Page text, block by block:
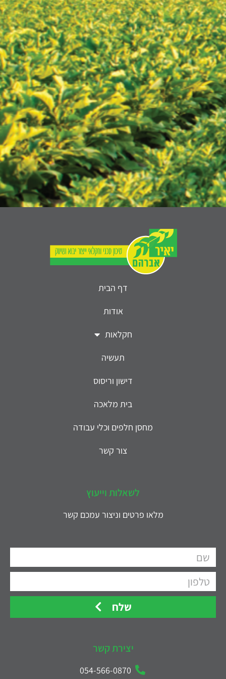
דף הבית
אודות
חקלאות
תעשיה
דישון וריסוס
בית מלאכה
מחסן חלפים וכלי עבודה
צור קשר
לשאלות וייעוץ
מלאו פרטים וניצור עמכם קשר
שלח
יצירת קשר
054-566-0870